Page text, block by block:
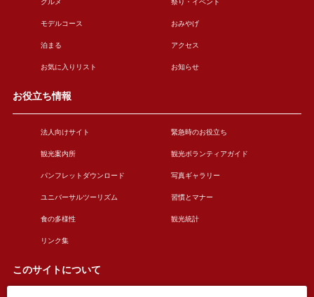
グルメ 祭り・イベント
モデルコース おみやげ
泊まる アクセス
お気に入りリスト お知らせ
お役立ち情報
法人向けサイト 緊急時のお役立ち
観光案内所 観光ボランティアガイド
パンフレットダウンロード 写真ギャラリー
ユニバーサルツーリズム 習慣とマナー
食の多様性 観光統計
リンク集
このサイトについて